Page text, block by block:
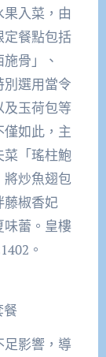
入菜，由
定餐點包括
骨」、
別選用當令
及玉荷包等
如此，主
菜「瑤柱鮑
將炒魚翅包
藤椒香妃
味蕾。皇樓
。
餐
影響，導